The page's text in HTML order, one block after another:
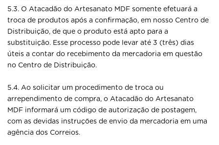
5.3. O Atacadão do Artesanato MDF somente efetuará a
troca de produtos após a confirmação, em nosso Centro de
Distribuição, de que o produto está apto para a
substituição. Esse processo pode levar até 3 (três) dias
úteis a contar do recebimento da mercadoria em questão
no Centro de Distribuição.
5.4. Ao solicitar um procedimento de troca ou
arrependimento de compra, o Atacadão do Artesanato
MDF informará um código de autorização de postagem,
com as devidas instruções de envio da mercadoria em uma
agência dos Correios.